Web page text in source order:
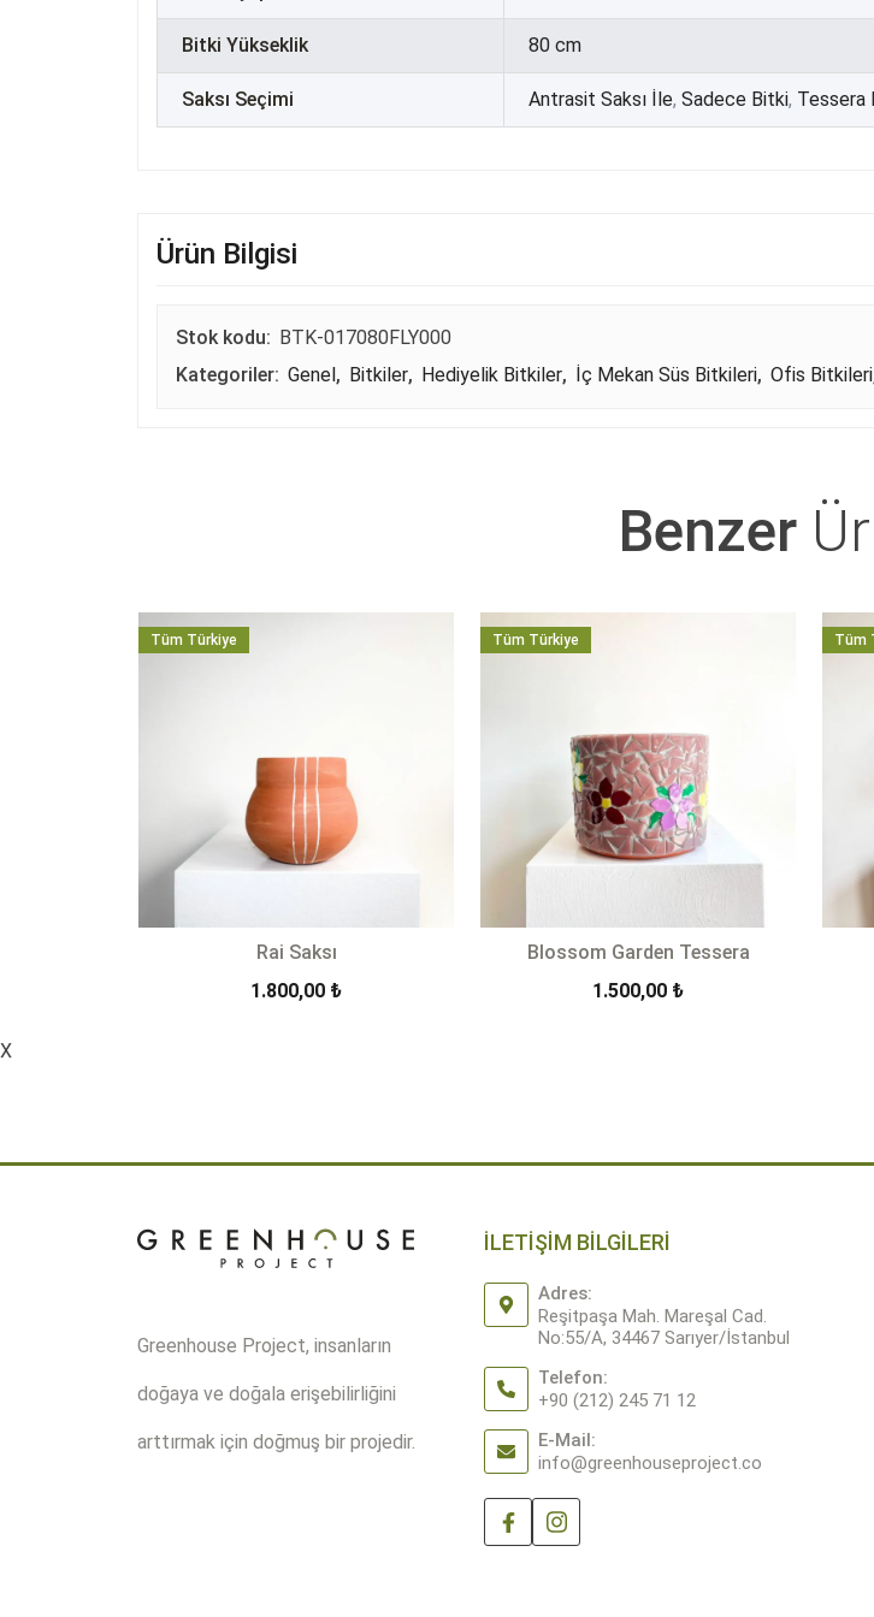
Bitki Yükseklik 80 cm
Saksı Seçimi Antrasit Saksı İle, Sadece Bitki,
Ürün Bilgisi
Stok kodu: BTK-017080FLY000
Kategoriler: Genel , Bitkiler, Hediyelik Bitkiler, İç Mekan Süs Bitkileri, Ofis Bitkileri
Benzer
Tüm Türkiye
Rai Saksı
1.800,00 ₺
Tüm Türkiye
Blossom Garden Tessera
1.500,00 ₺
Tüm
X
Greenhouse Project, insanların
doğaya ve doğala erişebilirliğini
arttırmak için doğmuş bir projedir.
İLETİŞİM BİLGİLERİ
Adres:
Reşitpaşa Mah. Mareşal Cad.
No:55/A, 34467 Sarıyer/İstanbul
Telefon:
+90 (212) 245 71 12
E-Mail:
info@greenhouseproject.co